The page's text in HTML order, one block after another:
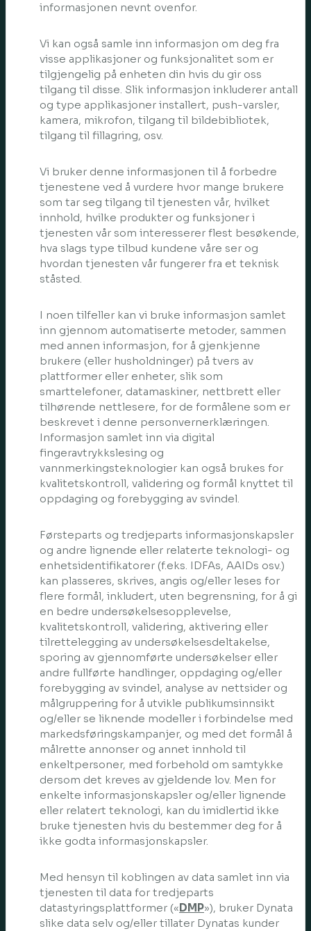
informasjonen nevnt ovenfor.
Vi kan også samle inn informasjon om deg fra
visse applikasjoner og funksjonalitet som er
tilgjengelig på enheten din hvis du gir oss
tilgang til disse. Slik informasjon inkluderer antall
og type applikasjoner installert, push-varsler,
kamera, mikrofon, tilgang til bildebibliotek,
tilgang til fillagring, osv.
Vi bruker denne informasjonen til å forbedre
tjenestene ved å vurdere hvor mange brukere
som tar seg tilgang til tjenesten vår, hvilket
innhold, hvilke produkter og funksjoner i
tjenesten vår som interesserer flest besøkende,
hva slags type tilbud kundene våre ser og
hvordan tjenesten vår fungerer fra et teknisk
ståsted.
I noen tilfeller kan vi bruke informasjon samlet
inn gjennom automatiserte metoder, sammen
med annen informasjon, for å gjenkjenne
brukere (eller husholdninger) på tvers av
plattformer eller enheter, slik som
smarttelefoner, datamaskiner, nettbrett eller
tilhørende nettlesere, for de formålene som er
beskrevet i denne personvernerklæringen.
Informasjon samlet inn via digital
fingeravtrykkslesing og
vannmerkingsteknologier kan også brukes for
kvalitetskontroll, validering og formål knyttet til
oppdaging og forebygging av svindel.
Førsteparts og tredjeparts informasjonskapsler
og andre lignende eller relaterte teknologi- og
enhetsidentifikatorer (f.eks. IDFAs, AAIDs osv.)
kan plasseres, skrives, angis og/eller leses for
flere formål, inkludert, uten begrensning, for å gi
en bedre undersøkelsesopplevelse,
kvalitetskontroll, validering, aktivering eller
tilrettelegging av undersøkelsesdeltakelse,
sporing av gjennomførte undersøkelser eller
andre fullførte handlinger, oppdaging og/eller
forebygging av svindel, analyse av nettsider og
målgruppering for å utvikle publikumsinnsikt
og/eller se liknende modeller i forbindelse med
markedsføringskampanjer, og med det formål å
målrette annonser og annet innhold til
enkeltpersoner, med forbehold om samtykke
dersom det kreves av gjeldende lov. Men for
enkelte informasjonskapsler og/eller lignende
eller relatert teknologi, kan du imidlertid ikke
bruke tjenesten hvis du bestemmer deg for å
ikke godta informasjonskapsler.
Med hensyn til koblingen av data samlet inn via
tjenesten til data for tredjeparts
datastyringsplattformer («DMP»), bruker Dynata
slike data selv og/eller tillater Dynatas kunder